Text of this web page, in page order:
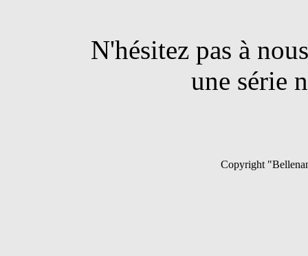
N'hésitez pas à
une série
Copyright